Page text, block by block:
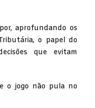
aprofundando os
o papel do
que evitam
o jogo não pula no